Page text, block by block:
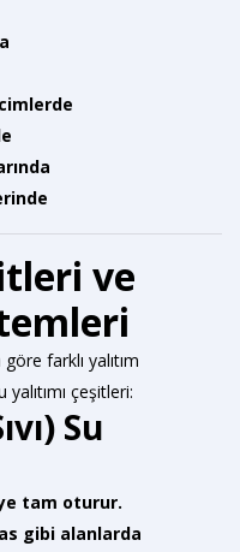
ve
göre farklı yalıtım
çeşitleri:
Su
tam oturur.
gibi alanlarda